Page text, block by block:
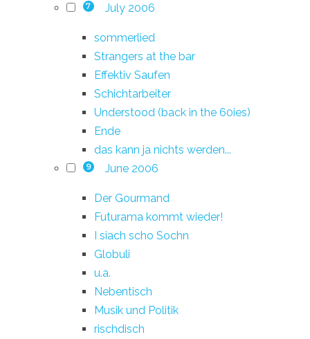
7 July 2006
sommerlied
Strangers at the bar
Effektiv Saufen
Schichtarbeiter
Understood (back in the 60ies)
Ende
das kann ja nichts werden...
9 June 2006
Der Gourmand
Futurama kommt wieder!
I siach scho Sochn
Globuli
u.a.
Nebentisch
Musik und Politik
rischdisch